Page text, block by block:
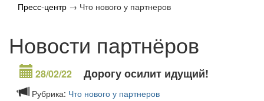
Пресс-центр → Что нового у партнеров
Новости партнёров
28/02/22 Дорогу осилит идущий!
Рубрика: Что нового у партнеров